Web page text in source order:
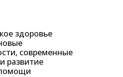
здоровье
современные
развитие